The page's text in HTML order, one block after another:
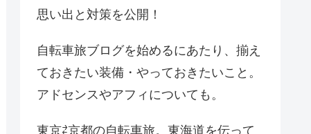
思い出と対策を公開！
自転車旅ブログを始めるにあたり、揃え
ておきたい装備・やっておきたいこと。
アドセンスやアフィについても。
東京⇄京都の自転車旅。東海道を伝って